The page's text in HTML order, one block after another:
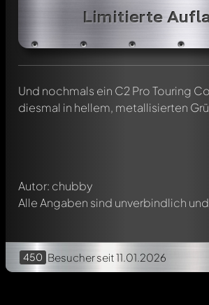
Limitierte
Und nochmals ein C2 Pro Touring
diesmal in hellem, metallisierten
Autor: chubby
Alle Angaben sind unverbindlich
450 Besucherseit 11.01.2026
Schreibe jetzt einen ersten Kommentar
Jeder Kommentar kann von allen
werden. Es ist wie ein Chat.
Erwähne andere Modelly-Mitglieder